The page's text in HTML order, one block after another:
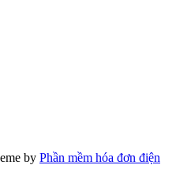
by Phần mềm hóa đơn điện